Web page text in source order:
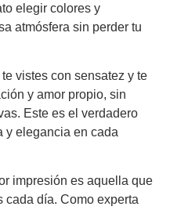
elegir colores y
atmósfera sin perder tu
vistes con sensatez y te
y amor propio, sin
Este es el verdadero
y elegancia en cada
impresión es aquella que
cada día. Como experta